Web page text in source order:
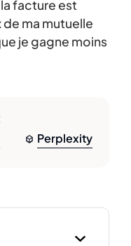
facture est
de ma mutuelle
je gagne moins
Perplexity